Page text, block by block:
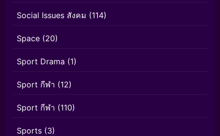
Social Issues สังคม (114)
Space (20)
Sport Drama (1)
Sport กีฬา (12)
Sport กีฬา (110)
Sports (3)